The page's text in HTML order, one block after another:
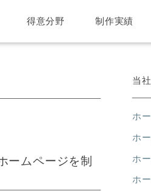
得意分野 制作実績
ームページを制
当
ホ
ホ
ホ
ホ